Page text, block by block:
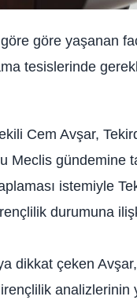
göre yaşanan
tesislerinde
Cem Avşar,
Meclis gündemine
istemiyle
durumuna
dikkat çeken Avşar,
analizlerinin